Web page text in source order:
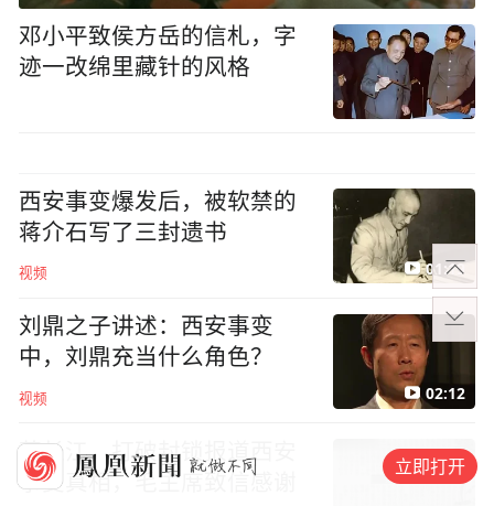
邓小平致侯方岳的信札，字
迹一改绵里藏针的风格
西安事变爆发后，被软禁的
蒋介石写了三封遗书
视频 01:19
刘鼎之子讲述：西安事变
中，刘鼎充当什么角色？
视频 02:12
范长江，打破封锁报道西安
事变真相，毛主席致信感谢
立即打开